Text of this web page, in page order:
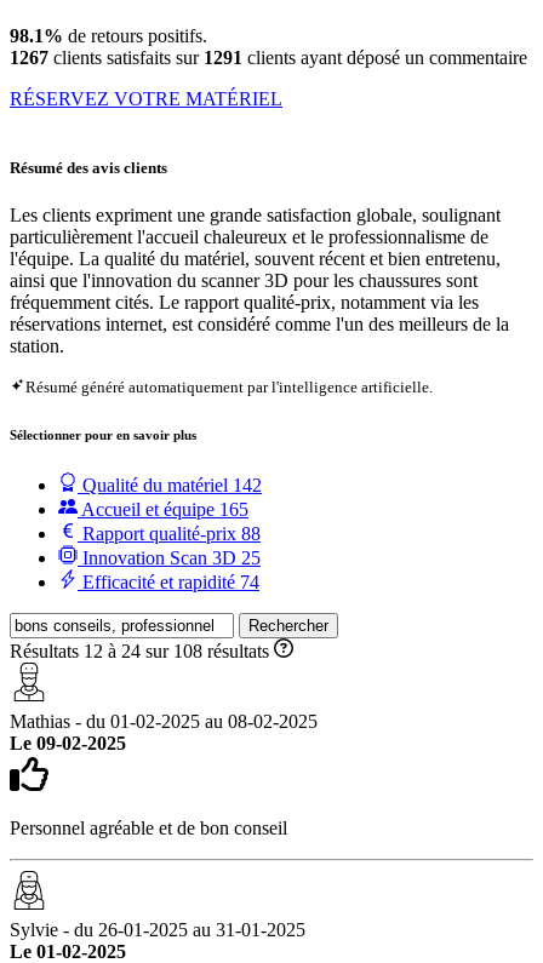
98.1% de retours positifs.
1267 clients satisfaits sur 1291 clients ayant déposé un commentaire
RÉSERVEZ VOTRE MATÉRIEL
Résumé des avis clients
Les clients expriment une grande satisfaction globale, soulignant
particulièrement l'accueil chaleureux et le professionnalisme de
l'équipe. La qualité du matériel, souvent récent et bien entretenu,
ainsi que l'innovation du scanner 3D pour les chaussures sont
fréquemment cités. Le rapport qualité-prix, notamment via les
réservations internet, est considéré comme l'un des meilleurs de la
station.
Résumé généré automatiquement par l'intelligence artificielle.
Sélectionner pour en savoir plus
Qualité du matériel 142
Accueil et équipe 165
Rapport qualité-prix 88
Innovation Scan 3D 25
Efficacité et rapidité 74
Rechercher
Résultats 12 à 24 sur 108 résultats
Mathias - du 01-02-2025 au 08-02-2025
Le 09-02-2025
Personnel agréable et de bon conseil
Sylvie - du 26-01-2025 au 31-01-2025
Le 01-02-2025